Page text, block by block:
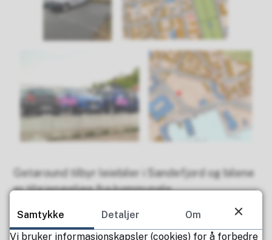
Getaround tilbyr leiebiler i Sandefjord og bilene
er tilgjengelige fra kommunale
parkeringsplasser ved jernbanestasjonen og i
havna. Bildelingsordningen er et samarbeid med
Samtykke Detaljer
Om
Vi bruker informasjonskapsler (cookies) for å forbedre